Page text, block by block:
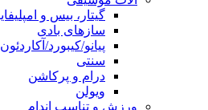
گیتار، بیس و
سازهای بادی
پیانو/کیبورد/آکاردئون
سنتی
درام و پرکاشن
ویولن
ورزش و تناسب اندام